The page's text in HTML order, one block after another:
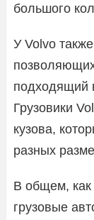
большого
У Volvo
подходящий
Грузовики
кузова,
разных
В общем, как
грузовые